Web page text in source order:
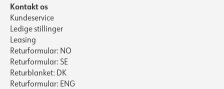
Kontakt os
Kundeservice
Ledige stillinger
Leasing
Returformular: NO
Returformular: SE
Returblanket: DK
Returformular: ENG